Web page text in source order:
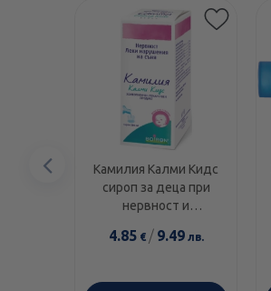
Камилия Калми Кидс
сироп за деца при
нервност и
200мл
4.85€ / 9.49лв.
Предишен
елемент